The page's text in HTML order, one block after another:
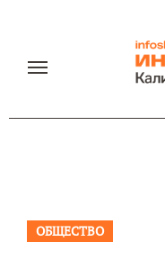
содержанию
ОБЩЕСТВО